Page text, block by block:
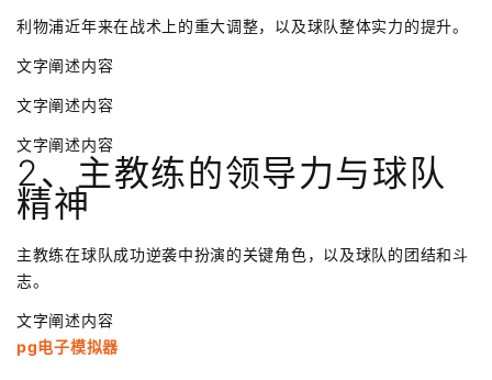
利物浦近年来在战术上的重大调整，以及球队整体实力的提升。
文字阐述内容
文字阐述内容
文字阐述内容
2、主教练的领导力与球队
精神
主教练在球队成功逆袭中扮演的关键角色，以及球队的团结和斗
志。
文字阐述内容
pg电子模拟器